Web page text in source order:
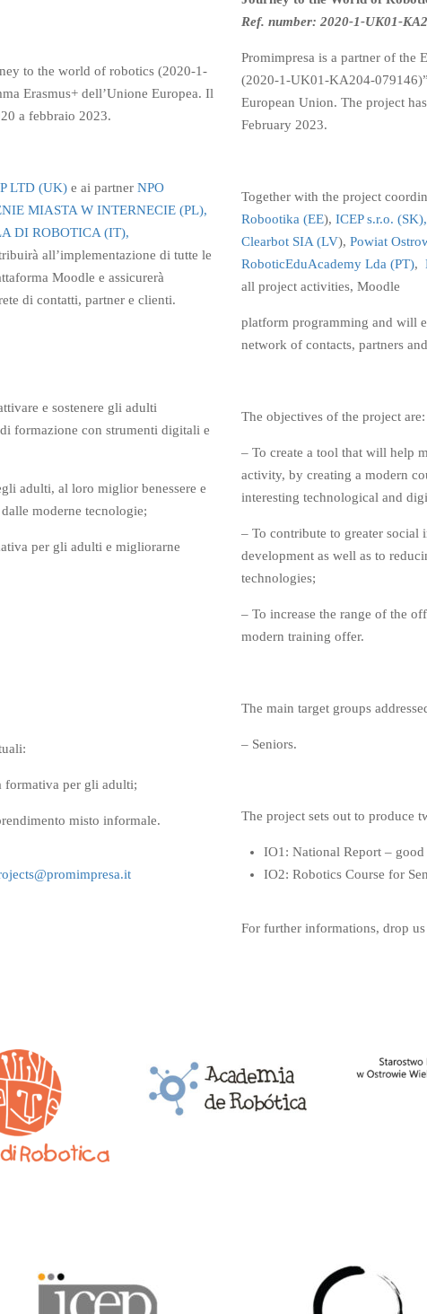
to the world of robotics (2020-1-
Erasmus+ dell’Unione Europea. Il
a febbraio 2023.
LTD (UK) e ai partner NPO
MIASTA W INTERNECIE (PL),
DI ROBOTICA (IT),
all’implementazione di tutte le
Moodle e assicurerà
di contatti, partner e clienti.
e sostenere gli adulti
formazione con strumenti digitali e
adulti, al loro miglior benessere e
moderne tecnologie;
per gli adulti e migliorarne
formativa per gli adulti;
misto informale.
promimpresa.it
Ref. number: 2020-1-UK01-
Promimpresa is a partner of the
(2020-1-UK01-KA204-
European Union. The project
February 2023.
Together with the project
Robootika (EE), ICEP s.r.o. (SK),
Clearbot SIA (LV), Powiat
RoboticEduAcademy Lda (PT),
all project activities, Moodle
platform programming and will
network of contacts, partners
The objectives of the project are:
– To create a tool that will help
activity, by creating a modern
interesting technological and
– To contribute to greater social
development as well as to
technologies;
– To increase the range of the
modern training offer.
The main target groups
– Seniors.
The project sets out to produce
IO1: National Report –
IO2: Robotics Course for
For further informations, drop